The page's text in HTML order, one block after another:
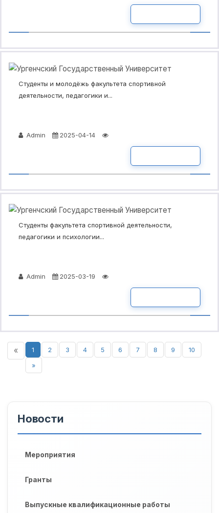
Студенты и молодёжь факультета спортивной
деятельности, педагогики и...
Admin 2025-04-14
Студенты факультета спортивной деятельности,
педагогики и психологии...
Admin 2025-03-19
« 1 2 3 4 5 6 7 8 9
10
»
Новости
Мероприятия
Гранты
Выпускные квалификационные работы